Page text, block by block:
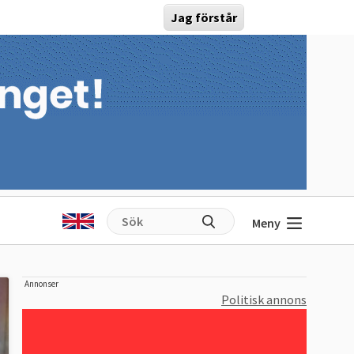
Jag förstår
Meny
Annonser
Politisk annons